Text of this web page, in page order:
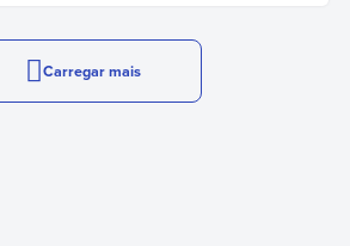
Carregar mais